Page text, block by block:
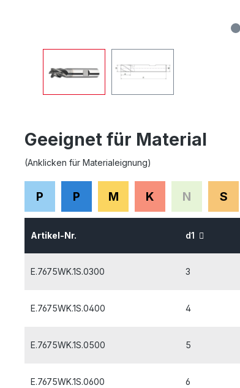
Geeignet für Material
(Anklicken für Materialeignung)
P P M K N S
Artikel-Nr. d1
E.7675WK.1S.0300 3
E.7675WK.1S.0400 4
E.7675WK.1S.0500 5
E.7675WK.1S.0600 6